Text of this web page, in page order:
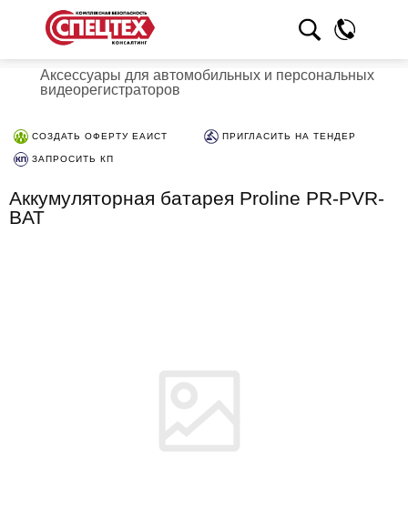
Аксессуары для автомобильных и персональных
видеорегистраторов
СОЗДАТЬ ОФЕРТУ ЕАИСТ ПРИГЛАСИТЬ НА ТЕНДЕР
ЗАПРОСИТЬ КП
Аккумуляторная батарея Proline PR-PVR-
BAT